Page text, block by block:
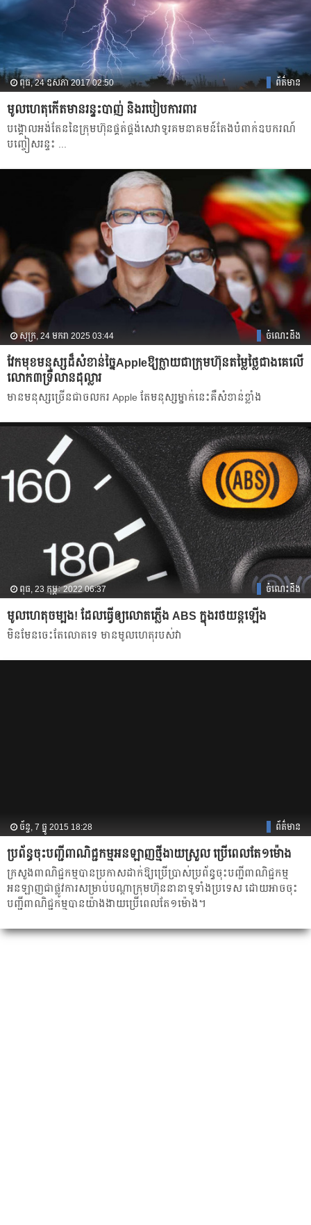
ពុធ, 24 ឧសភា 2017 02:50 ព័ត៌មាន
​មូលហេតុ​កើត​មាន​​​រន្ទះបាញ់​ ​និង​របៀប​ការពារ
​បង្គោល​អង់តែន​នៃ​ក្រុមហ៊ុន​ផ្គត់ផ្គង់​សេវា​ទូរគមនាគមន៍​តែង​បំពាក់​ឧបករណ៍​
បញ្ចៀស​រន្ទះ​ ...
សុក្រ, 24 មករា 2025 03:44 ចំណេះដឹង
វែកមុខមនុស្សដ៏សំខាន់ច្នៃAppleឱ្យក្លាយជាក្រុមហ៊ុនតម្លៃថ្លៃជាងគេលើ
លោក៣ទ្រីលានដុល្លារ
មានមនុស្សច្រើនជាចលករ Apple តែមនុស្សម្នាក់នេះគឺសំខាន់ខ្លាំង
ពុធ, 23 កុម្ភៈ 2022 06:37 ចំណេះដឹង
មូលហេតុចម្បង! ដែលធ្វើឲ្យលោតភ្លើង ABS ក្នុងរថយន្តឡើង
មិនមែនចេះតែលោតទេ មានមូលហេតុរបស់វា
ច័ន្ទ, 7 ធ្នូ 2015 18:28 ព័ត៌មាន
ប្រព័ន្ធ​ចុះ​បញ្ជី​ពាណិជ្ជកម្ម​អនឡាញ​ថ្មី​ងាយ​ស្រួល​ ប្រើ​ពេល​តែ១ម៉ោង
ក្រសួង​ពាណិជ្ជកម្ម​បាន​ប្រកាស​ដាក់​ឱ្យ​ប្រើប្រាស់​ប្រព័ន្ធ​ចុះ​បញ្ជី​ពាណិជ្ជកម្ម​
អនឡាញ​ជា​ផ្លូវ​ការ​សម្រាប់​​បណ្ដា​ក្រុមហ៊ុន​នានា​ទូទាំង​ប្រទេស​ ដោយ​​អាច​ចុះ​
បញ្ជី​ពាណិជ្ជកម្ម​បាន​យ៉ាង​ងាយ​ប្រើ​ពេល​តែ១​ម៉ោង។